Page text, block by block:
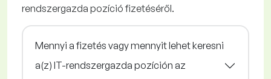
rendszergazda pozíció fizetéséről.
Mennyi a fizetés vagy mennyit lehet keresni
a(z) IT-rendszergazda pozíción az